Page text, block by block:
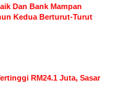
Dan Bank Mampan
Kedua Berturut-Turut
RM24.1 Juta, Sasar